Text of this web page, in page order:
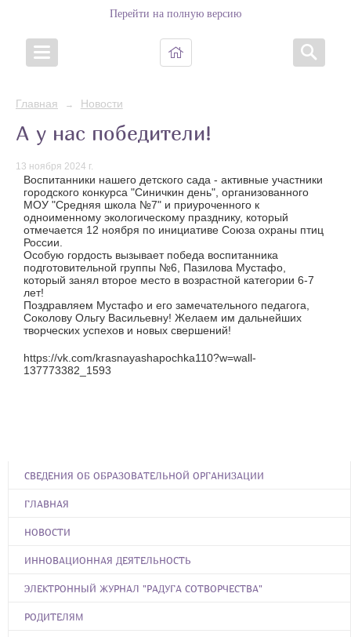
Перейти на полную версию
Главная → Новости
А у нас победители!
13 ноября 2024 г.
Воспитанники нашего детского сада - активные участники
городского конкурса "Синичкин день", организованного
МОУ "Средняя школа №7" и приуроченного к
одноименному экологическому празднику, который
отмечается 12 ноября по инициативе Союза охраны птиц
России.
Особую гордость вызывает победа воспитанника
подготовительной группы №6, Пазилова Мустафо,
который занял второе место в возрастной категории 6-7
лет!
Поздравляем Мустафо и его замечательного педагога,
Соколову Ольгу Васильевну! Желаем им дальнейших
творческих успехов и новых свершений!
https://vk.com/krasnayashapochka110?w=wall-
137773382_1593
СВЕДЕНИЯ ОБ ОБРАЗОВАТЕЛЬНОЙ ОРГАНИЗАЦИИ
ГЛАВНАЯ
НОВОСТИ
ИННОВАЦИОННАЯ ДЕЯТЕЛЬНОСТЬ
ЭЛЕКТРОННЫЙ ЖУРНАЛ "РАДУГА СОТВОРЧЕСТВА"
РОДИТЕЛЯМ